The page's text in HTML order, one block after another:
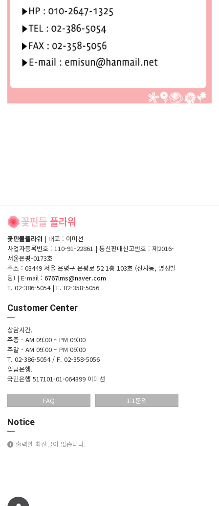
꽃핀들플라워 | 대표 : 이미선
사업자등록번호 : 110-91-22861 | 통신판매신고번호 : 제2016-
서울은평-0173호
주소 : 03449 서울 은평구 은평로 52 1층 103호 (신사동, 명성빌
딩) | E-mail : 6767lms@naver.com
T. 02-386-5054 | F. 02-358-5056
Customer Center
상담시간.
주중 - AM 09:00 ~ PM 09:00
주말 - AM 09:00 ~ PM 09:00
T. 02-386-5054 / F. 02-358-5056
입금은행.
국민은행 517101-01-064399 이미선
FAQ 1:1문의
Notice
출력할 최신글이 없습니다.